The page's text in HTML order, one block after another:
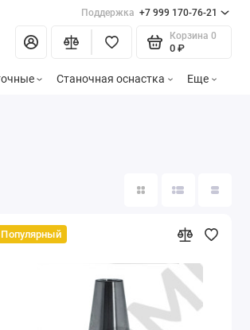
Поддержка +7 999 170-76-21
Корзина 0
0 ₽
Станочная оснастка Еще
Популярный